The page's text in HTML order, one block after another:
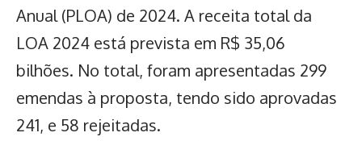
Anual (PLOA) de 2024. A receita total da
LOA 2024 está prevista em R$ 35,06
bilhões. No total, foram apresentadas 299
emendas à proposta, tendo sido aprovadas
241, e 58 rejeitadas.